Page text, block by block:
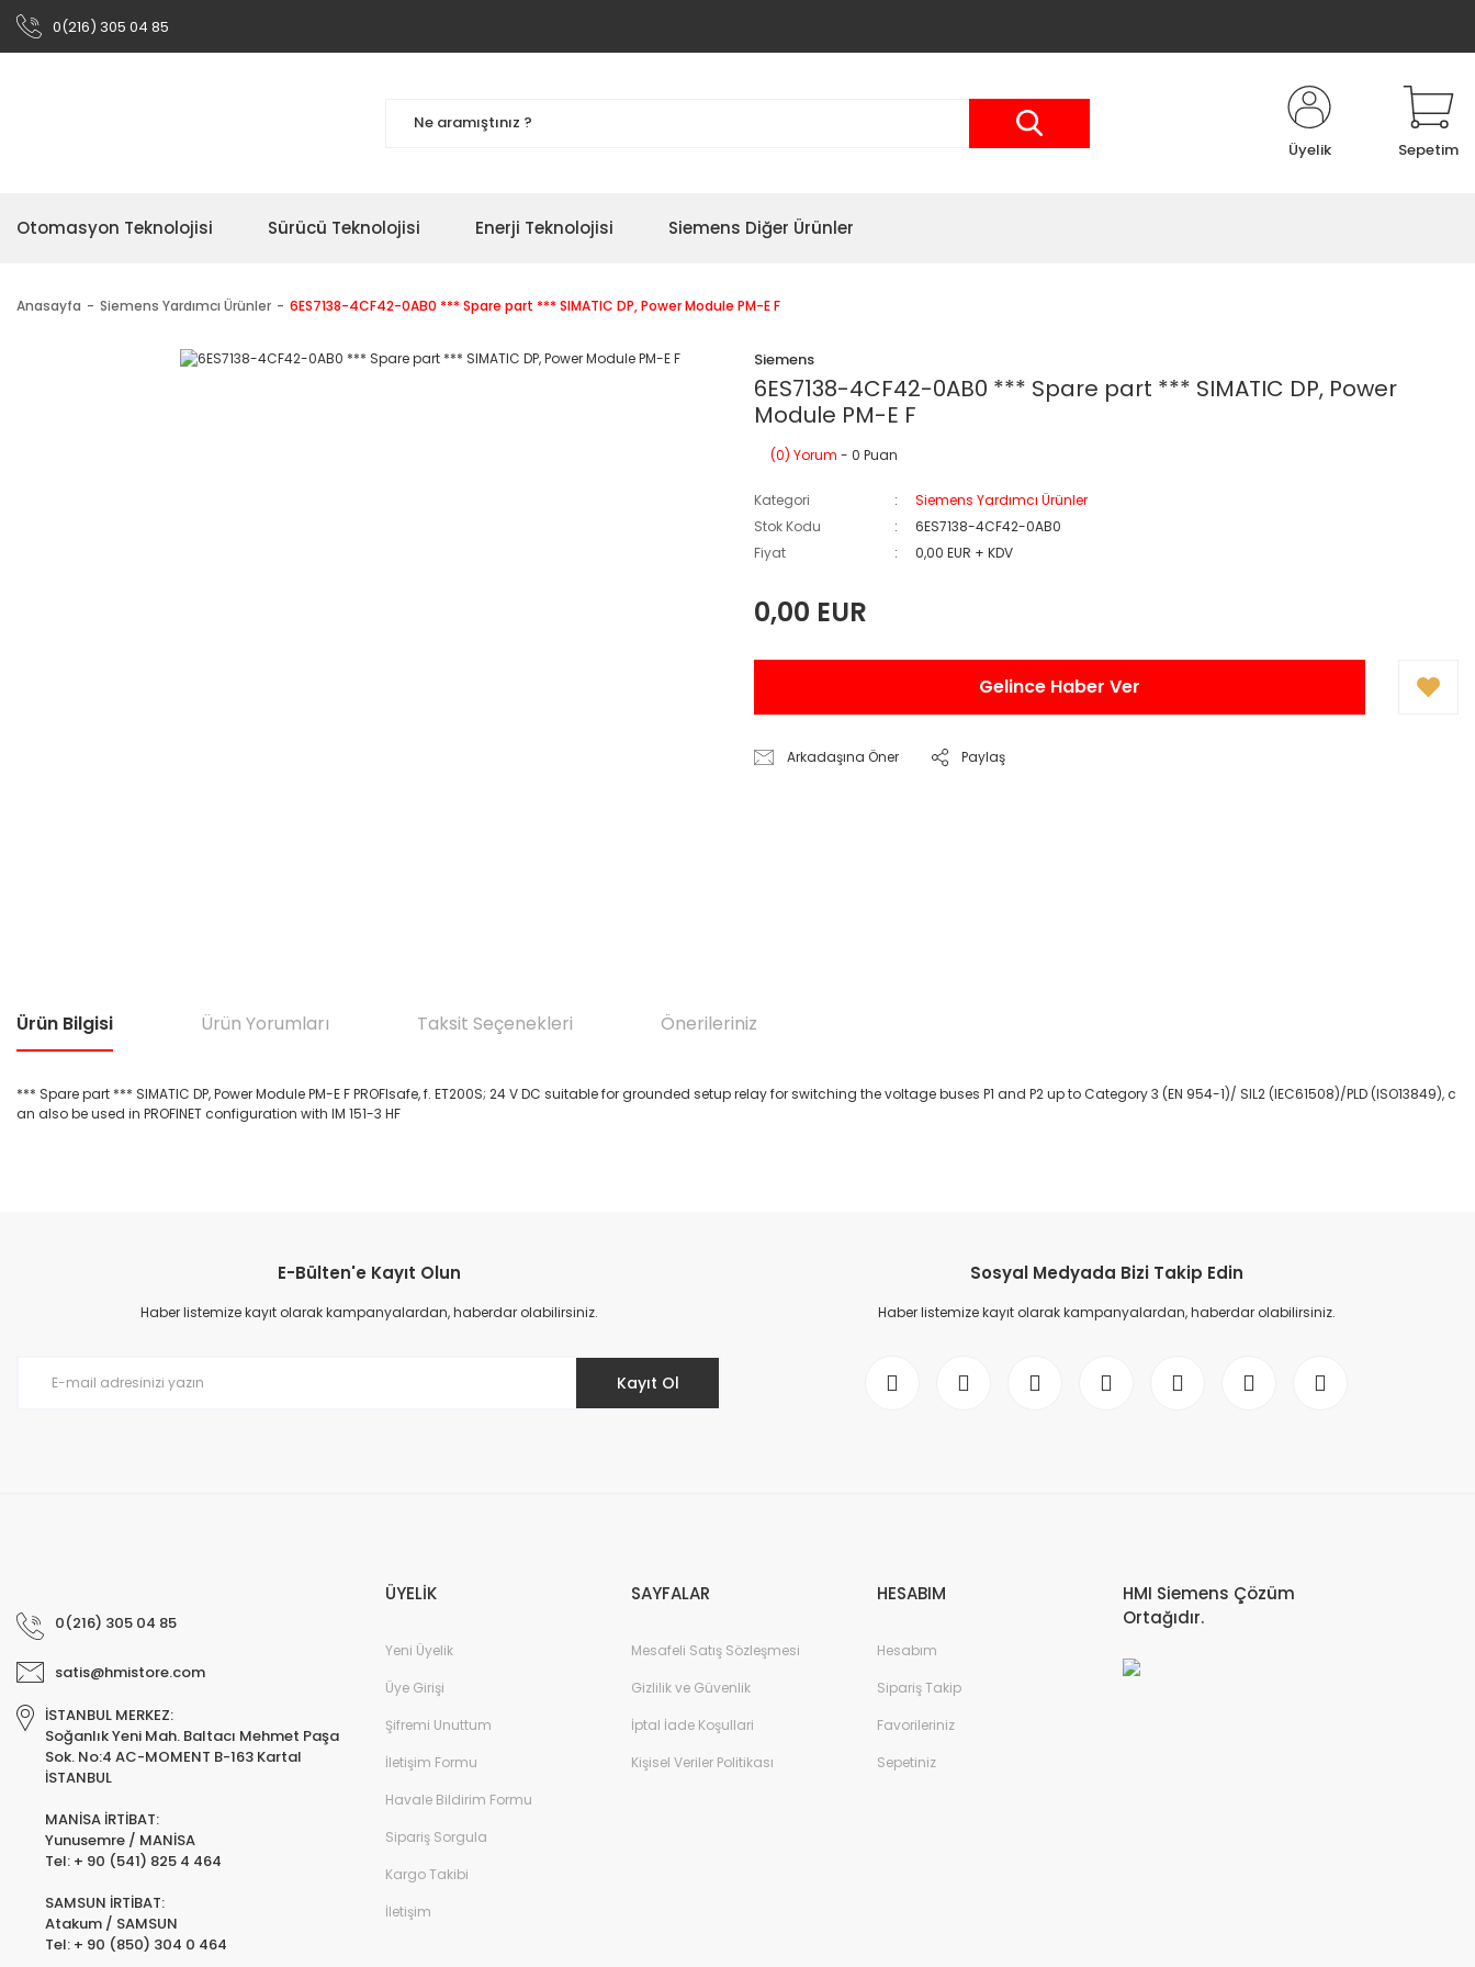
0(216) 305 04 85
Üyelik Sepetim
Otomasyon Teknolojisi Sürücü Teknolojisi Enerji Teknolojisi Siemens Diğer Ürünler
Anasayfa Siemens Yardımcı Ürünler 6ES7138-4CF42-0AB0 *** Spare part *** SIMATIC DP, Power Module PM-E F
Siemens
6ES7138-4CF42-0AB0 *** Spare part *** SIMATIC DP, Power
Module PM-E F
(0) Yorum - 0 Puan
Kategori
Siemens Yardımcı Ürünler
Stok Kodu
6ES7138-4CF42-0AB0
Fiyat
0,00 EUR + KDV
0,00 EUR
Gelince Haber Ver
Arkadaşına Öner Paylaş
Ürün Bilgisi Ürün Yorumları Taksit Seçenekleri Önerileriniz
*** Spare part *** SIMATIC DP, Power Module PM-E F PROFIsafe, f. ET200S; 24 V DC suitable for grounded setup relay for switching the voltage buses P1 and P2 up to Category 3 (EN 954-1)/ SIL2 (IEC61508)/PLD (ISO13849), c
an also be used in PROFINET configuration with IM 151-3 HF
Ürün resmi kalitesiz, bozuk veya görüntülenemiyor.
Ürün açıklamasında eksik bilgiler bulunuyor.
E-Bülten'e Kayıt Olun
Haber listemize kayıt olarak kampanyalardan, haberdar olabilirsiniz.
Kayıt Ol
Sosyal Medyada Bizi Takip Edin
Haber listemize kayıt olarak kampanyalardan, haberdar olabilirsiniz.
0(216) 305 04 85
satis@hmistore.com
İSTANBUL MERKEZ:
Soğanlık Yeni Mah. Baltacı Mehmet Paşa
Sok. No:4 AC-MOMENT B-163 Kartal
İSTANBUL
MANİSA İRTİBAT:
Yunusemre / MANİSA
Tel: + 90 (541) 825 4 464
SAMSUN İRTİBAT:
Atakum / SAMSUN
Tel: + 90 (850) 304 0 464
ÜYELİK
Yeni Üyelik
Üye Girişi
Şifremi Unuttum
İletişim Formu
Havale Bildirim Formu
Sipariş Sorgula
Kargo Takibi
İletişim
SAYFALAR
Mesafeli Satış Sözleşmesi
Gizlilik ve Güvenlik
İptal İade Koşullari
Kişisel Veriler Politikası
HESABIM
Hesabım
Sipariş Takip
Favorileriniz
Sepetiniz
HMI Siemens Çözüm
Ortağıdır.